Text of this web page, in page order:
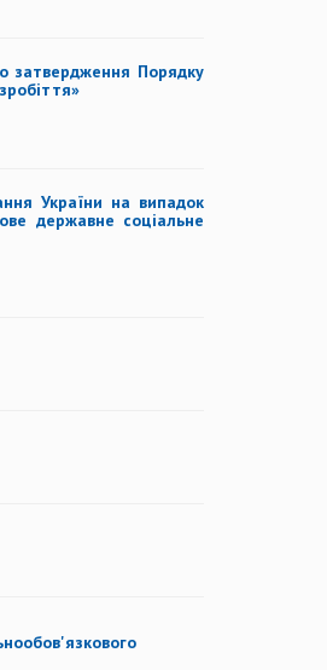
затвердження Порядку
України на випадок
державне соціальне